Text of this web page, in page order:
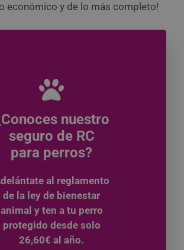
económico y de lo más completo!
nuestro
seguro de RC
para perros?
al reglamento
de la ley de bienestar
animal y ten a tu perro
protegido desde solo
26,60€ al año.